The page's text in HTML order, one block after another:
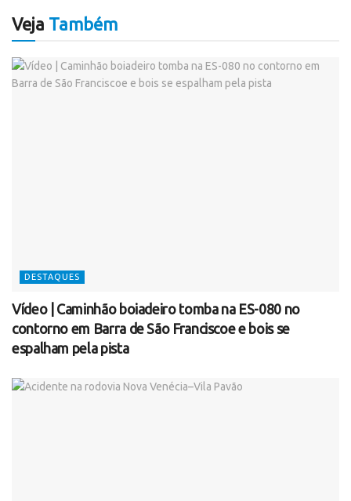
Veja Também
DESTAQUES
Vídeo | Caminhão boiadeiro tomba na ES-080 no
contorno em Barra de São Franciscoe e bois se
espalham pela pista